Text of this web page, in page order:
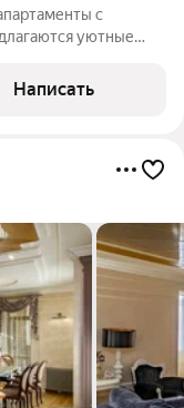
с
позволяет
Написать